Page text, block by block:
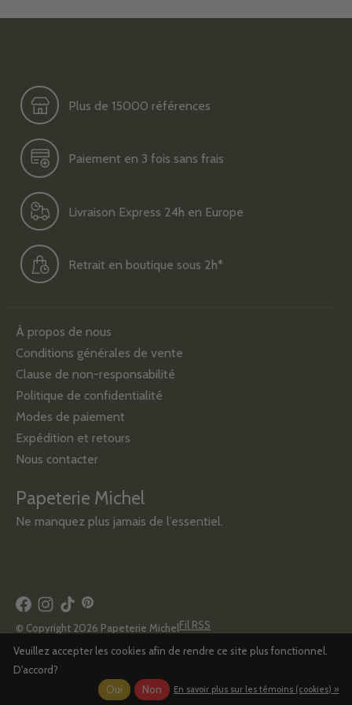
Plus de 15000 références
Paiement en 3 fois sans frais
Livraison Express 24h en Europe
Retrait en boutique sous 2h*
À propos de nous
Conditions générales de vente
Clause de non-responsabilité
Politique de confidentialité
Modes de paiement
Expédition et retours
Nous contacter
Papeterie Michel
Ne manquez plus jamais de l’essentiel.
© Copyright 2026 Papeterie Michel Fil RSS
Veuillez accepter les cookies afin de rendre ce site plus fonctionnel.
D'accord?
Oui
Non En savoir plus sur les témoins (cookies) »